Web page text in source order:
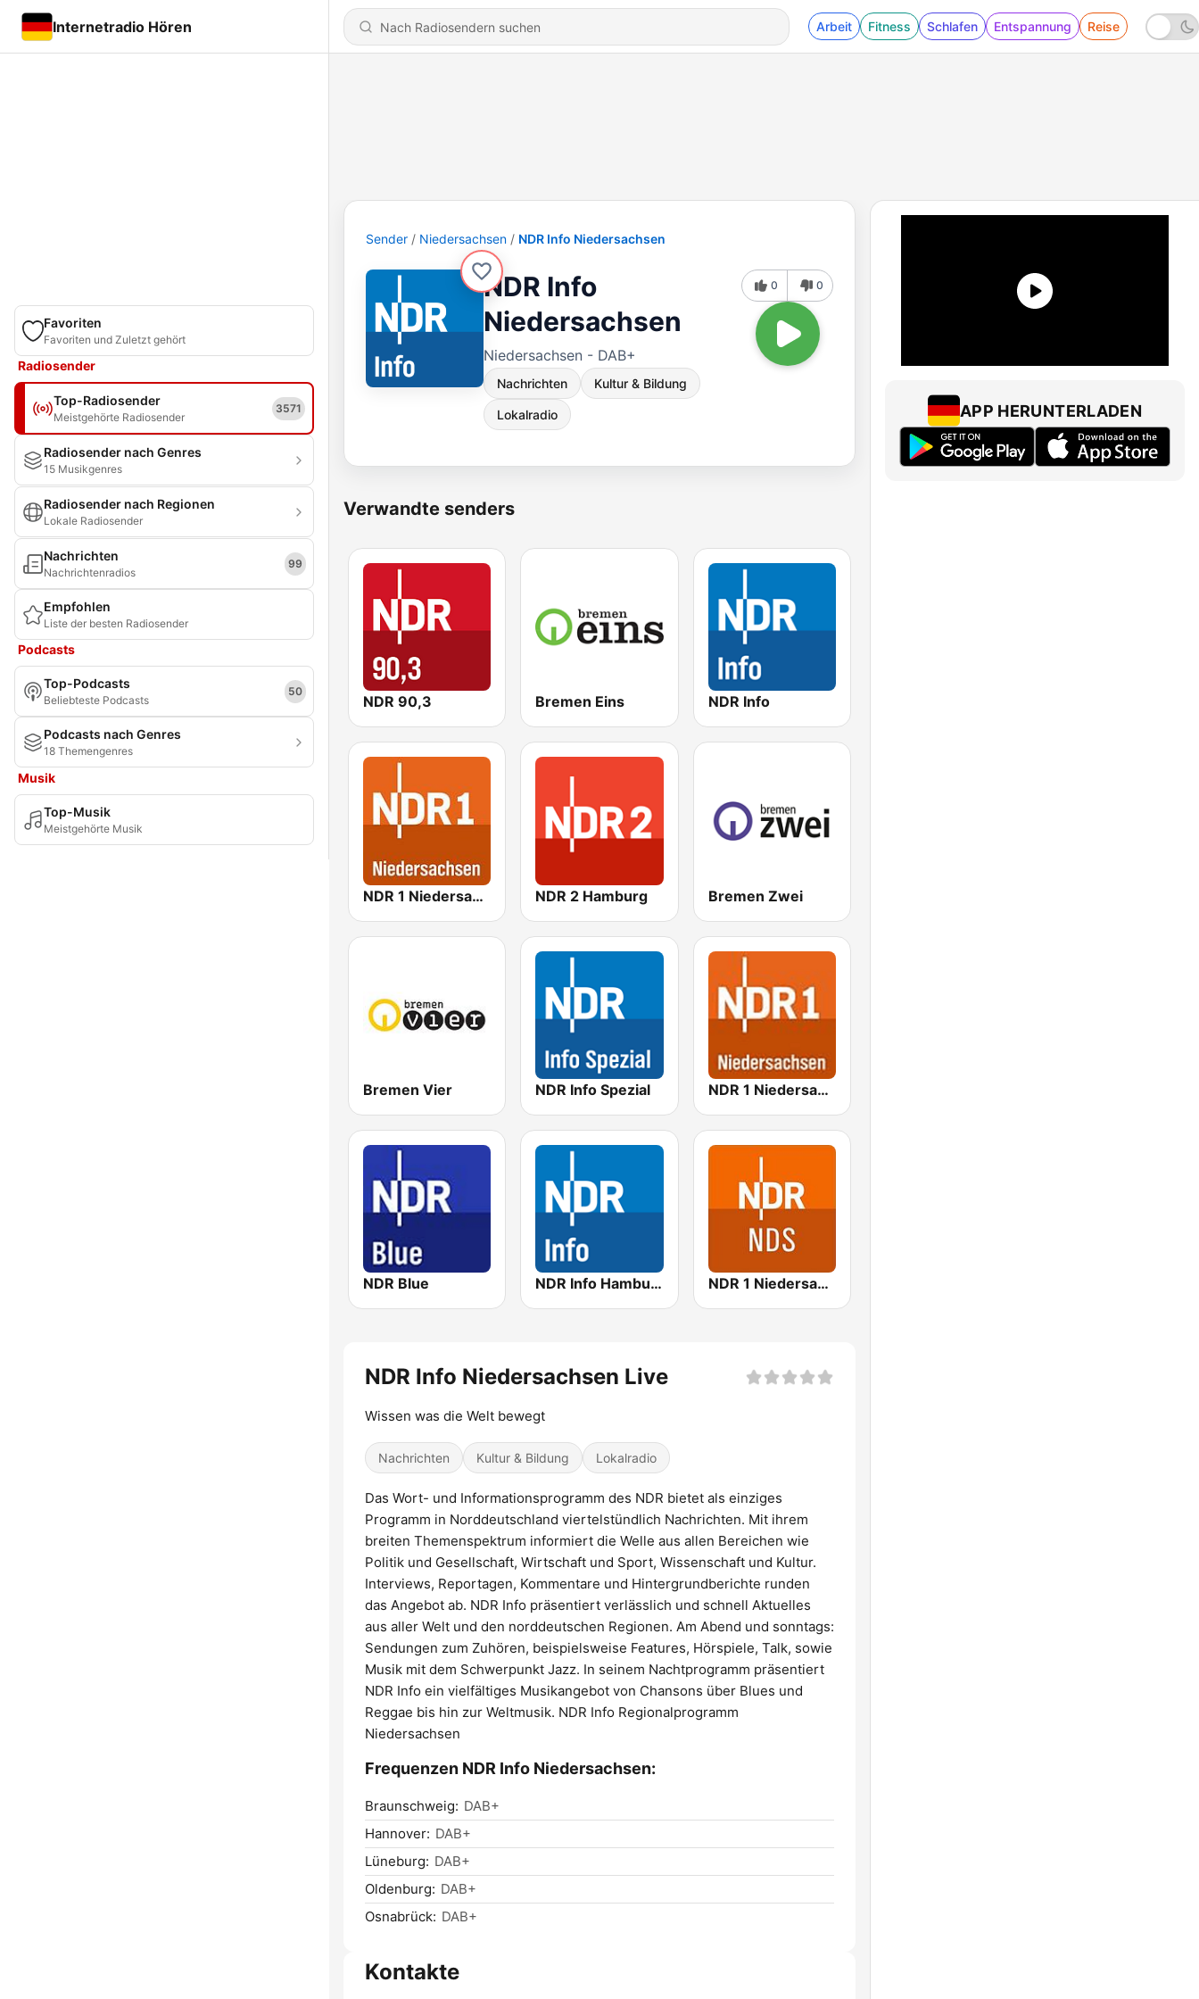
Internetradio Hören Arbeit Fitness Schlafen Entspannung Reise
Favoriten
Favoriten und Zuletzt gehört
Radiosender
Top-Radiosender
Meistgehörte Radiosender
3571
Radiosender nach Genres
15 Musikgenres
Radiosender nach Regionen
Lokale Radiosender
Nachrichten
Nachrichtenradios
99
Empfohlen
Liste der besten Radiosender
Podcasts
Top-Podcasts
Beliebteste Podcasts
50
Podcasts nach Genres
18 Themengenres
Musik
Top-Musik
Meistgehörte Musik
Sender Niedersachsen NDR Info Niedersachsen
NDR Info
Niedersachsen
Niedersachsen - DAB+
Nachrichten Kultur & Bildung
Lokalradio
0 0
Verwandte senders
NDR 90,3 Bremen Eins NDR Info
NDR 1 Niedersachsen Oldenburg NDR 2 Hamburg Bremen Zwei
Bremen Vier NDR Info Spezial NDR 1 Niedersachsen Braunschweig
NDR Blue NDR Info Hamburg NDR 1 Niedersachsen
NDR Info Niedersachsen Live
Wissen was die Welt bewegt
Nachrichten Kultur & Bildung Lokalradio
Das Wort- und Informationsprogramm des NDR bietet als einziges
Programm in Norddeutschland viertelstündlich Nachrichten. Mit ihrem
breiten Themenspektrum informiert die Welle aus allen Bereichen wie
Politik und Gesellschaft, Wirtschaft und Sport, Wissenschaft und Kultur.
Interviews, Reportagen, Kommentare und Hintergrundberichte runden
das Angebot ab. NDR Info präsentiert verlässlich und schnell Aktuelles
aus aller Welt und den norddeutschen Regionen. Am Abend und sonntags:
Sendungen zum Zuhören, beispielsweise Features, Hörspiele, Talk, sowie
Musik mit dem Schwerpunkt Jazz. In seinem Nachtprogramm präsentiert
NDR Info ein vielfältiges Musikangebot von Chansons über Blues und
Reggae bis hin zur Weltmusik. NDR Info Regionalprogramm
Niedersachsen
Frequenzen NDR Info Niedersachsen:
Braunschweig: DAB+
Hannover: DAB+
Lüneburg: DAB+
Oldenburg: DAB+
Osnabrück: DAB+
Kontakte
APP HERUNTERLADEN